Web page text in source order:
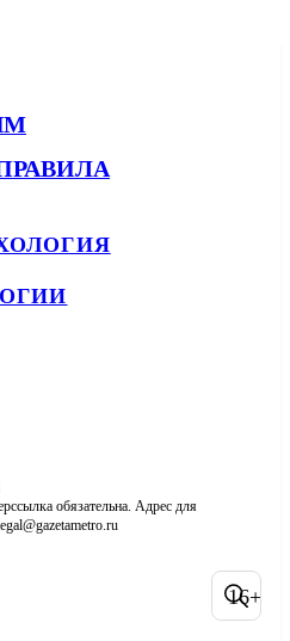
обязательна. Адрес для
16+